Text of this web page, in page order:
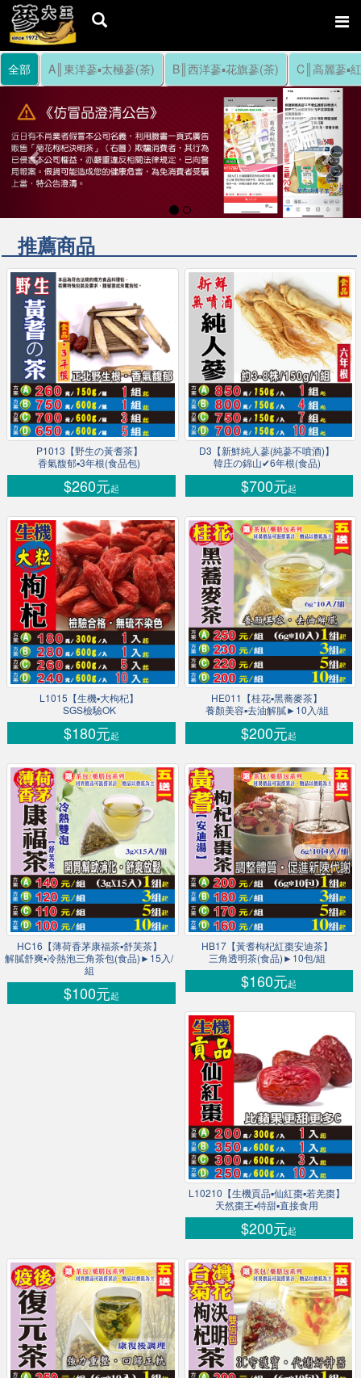
Previous
全部 A║東洋蔘▪太極蔘(茶) B║西洋蔘▪花旗蔘(茶) C║高麗蔘▪
推薦商品
P1013【野生の黃耆茶】
香氣馥郁▪3年根(食品包)
$260元起
D3【新鮮純人蔘(純蔘不噴酒)】
韓庄の錦山✔6年根(食品)
$700元起
L1015【生機▪大枸杞】
SGS檢驗OK
$180元起
HE011【桂花▪黑蕎麥茶】
養顏美容▪去油解膩►10入/組
$200元起
HC16【薄荷香茅康福茶▪舒芙茶】
解膩舒爽▪冷熱泡三角茶包(食品)►15入/
組
$100元起
HB17【黃耆枸杞紅棗安迪茶】
三角透明茶(食品)►10包/組
$160元起
L10210【生機貢品▪仙紅棗▪若羌棗】
天然棗王▪特甜▪直接食用
$200元起